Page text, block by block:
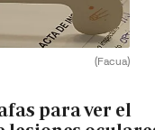
(Facua)
para ver el